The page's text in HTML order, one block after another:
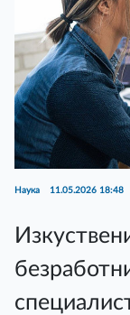
Наука 11.05.2026 18:48